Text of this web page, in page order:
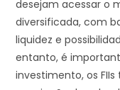
desejam acessar o
diversificada, com
liquidez e
entanto, é
investimento, os